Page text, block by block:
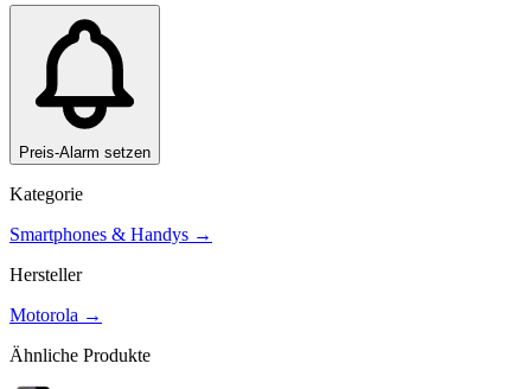
Preis-Alarm setzen
Kategorie
Smartphones & Handys →
Hersteller
Motorola →
Ähnliche Produkte